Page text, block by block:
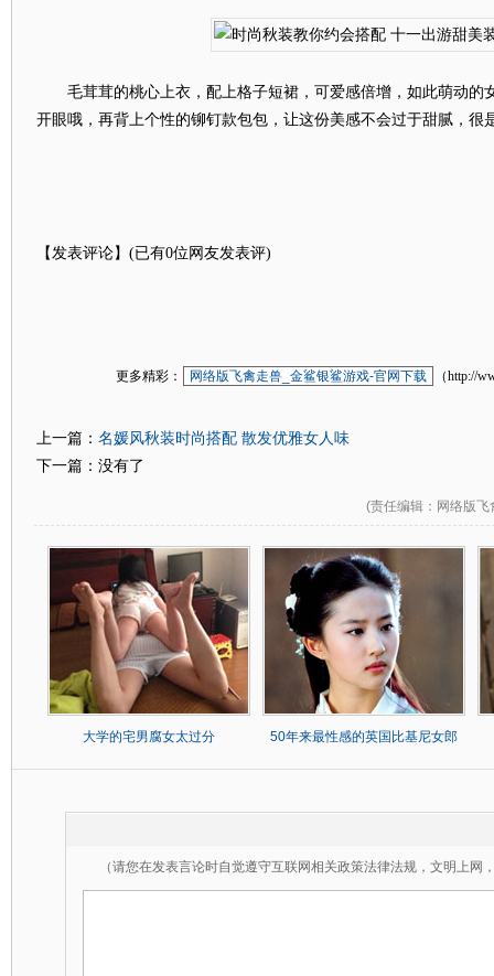
毛茸茸的桃心上衣，配上格子短裙，可爱感倍增，如此萌动的
开眼哦，再背上个性的铆钉款包包，让这份美感不会过于甜腻，很
【发表评论】(已有0位网友发表评)
更多精彩： 网络版飞禽走兽_金鲨银鲨游戏-官网下载 （http://
上一篇： 名媛风秋装时尚搭配 散发优雅女人味
下一篇：没有了
(责任编辑 ：网络版
大学的宅男腐女太过分 50年来最性感的英国比基尼女郎
（请您在发表言论时自觉遵守互联网相关政策法律法规，文明上网